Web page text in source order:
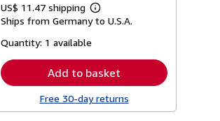
US$ 11.47 shipping
Learn
more
Ships from Germany to U.S.A.
Quantity: 1 available
Add to basket
Free 30-day returns